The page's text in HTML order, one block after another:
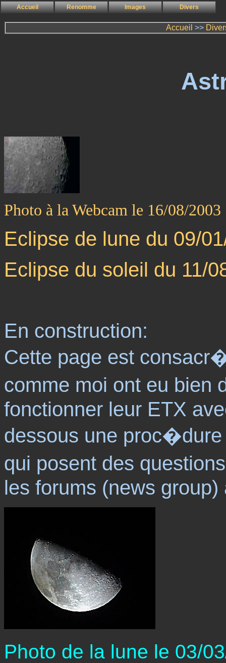
Accueil Renomme Images Divers
Accueil >>
Photo à la Webcam le 16/08/2003
Eclipse de lune du 09/
Eclipse du soleil du 11/
En construction:
Cette page est
comme moi ont eu
fonctionner leur ETX
dessous une
qui posent des
les forums (news
Photo de la lune le 03/